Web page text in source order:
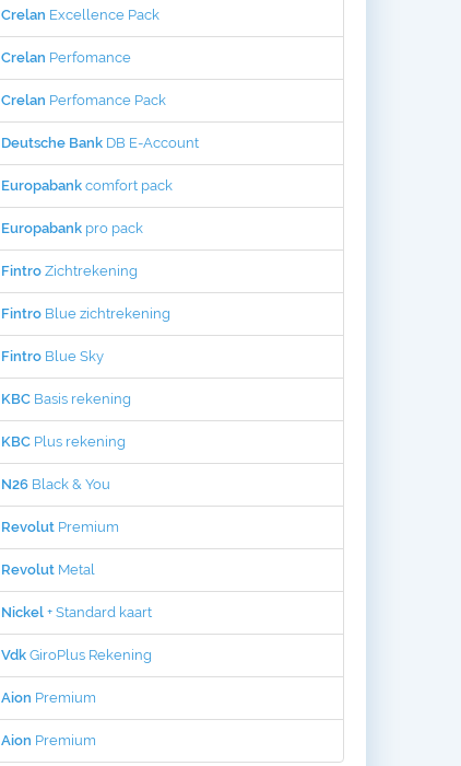
Crelan Excellence Pack
Crelan Perfomance
Crelan Perfomance Pack
Deutsche Bank DB E-Account
Europabank comfort pack
Europabank pro pack
Fintro Zichtrekening
Fintro Blue zichtrekening
Fintro Blue Sky
KBC Basis rekening
KBC Plus rekening
N26 Black & You
Revolut Premium
Revolut Metal
Nickel + Standard kaart
Vdk GiroPlus Rekening
Aion Premium
Aion Premium